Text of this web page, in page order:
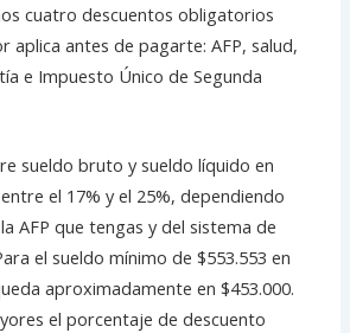
cuatro descuentos obligatorios
aplica antes de pagarte: AFP, salud,
e Impuesto Único de Segunda
sueldo bruto y sueldo líquido en
el 17% y el 25%, dependiendo
AFP que tengas y del sistema de
el sueldo mínimo de $553.553 en
aproximadamente en $453.000.
el porcentaje de descuento